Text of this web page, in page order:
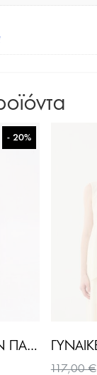
- 20%
ΓΥΝΑΙΚΕΊΟ JEAN ΠΑΝΤΕΛΌΝΙ PALM STORIES PTINTED-ΕΚΡΟΎ
117,00€